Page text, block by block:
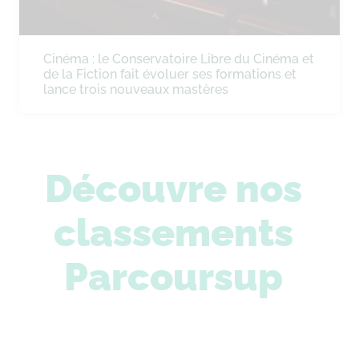
Cinéma : le Conservatoire Libre du Cinéma et
de la Fiction fait évoluer ses formations et
lance trois nouveaux mastères
Découvre nos
classements
Parcoursup